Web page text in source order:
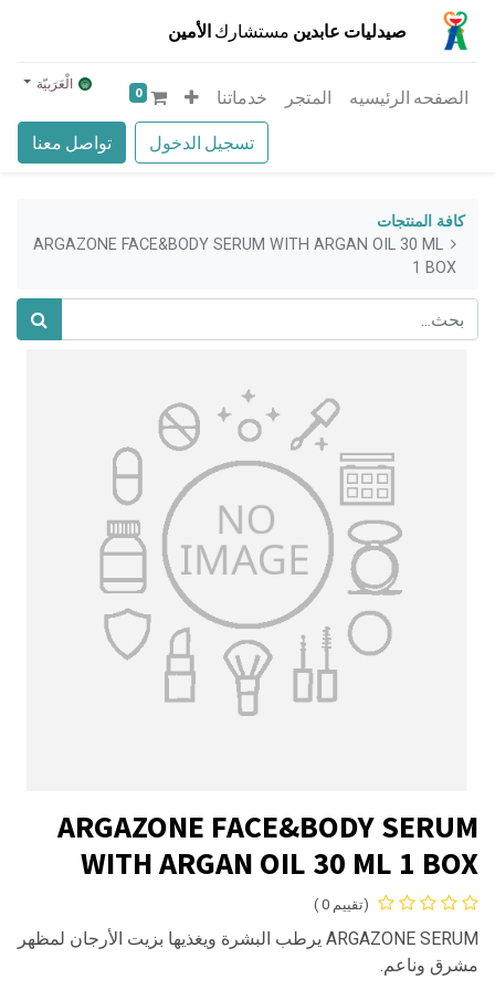
صيدليات عابدين مستشارك الأمين
تسجيل الدخول تواصل معنا
الصفحه الرئيسيه المتجر خدماتنا 0 الْعَرَبيّة
كافة المنتجات
ARGAZONE FACE&BODY SERUM WITH ARGAN OIL 30 ML
1 BOX
ARGAZONE FACE&BODY SERUM
WITH ARGAN OIL 30 ML 1 BOX
(تقييم 0 )
ARGAZONE SERUM يرطب البشرة ويغذيها بزيت الأرجان لمظهر
مشرق وناعم.